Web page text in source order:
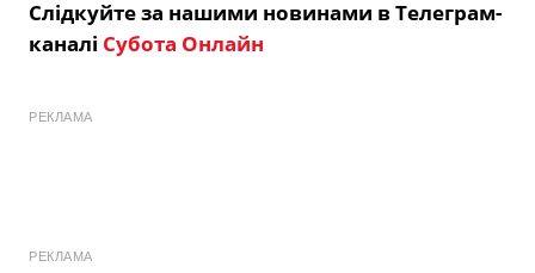
Слідкуйте за нашими новинами в Телеграм-
каналі Субота Онлайн
РЕКЛАМА
РЕКЛАМА